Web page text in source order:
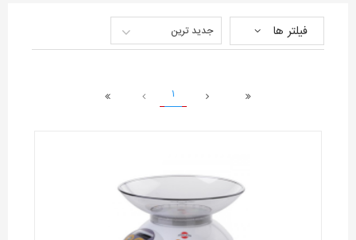
فیلتر ها جدید ترین
1